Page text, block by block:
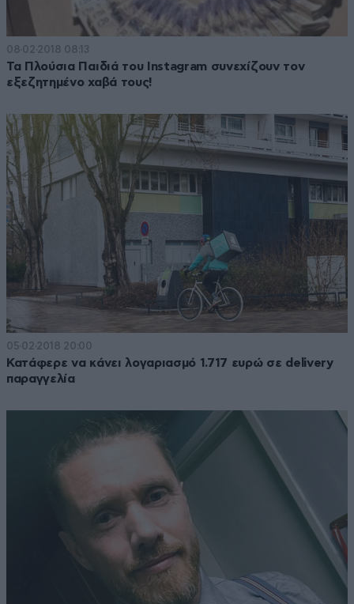
08·02·2018 08:13
Τα Πλούσια Παιδιά του Instagram συνεχίζουν τον
εξεζητημένο χαβά τους!
05·02·2018 20:00
Κατάφερε να κάνει λογαριασμό 1.717 ευρώ σε delivery
παραγγελία